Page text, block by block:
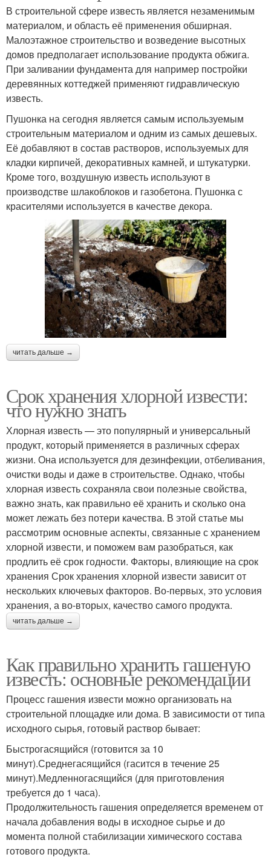
В строительной сфере известь является незаменимым
материалом, и область её применения обширная.
Малоэтажное строительство и возведение высотных
домов предполагает использование продукта обжига.
При заливании фундамента для например постройки
деревянных коттеджей применяют гидравлическую
известь.
Пушонка на сегодня является самым используемым
строительным материалом и одним из самых дешевых.
Её добавляют в состав растворов, используемых для
кладки кирпичей, декоративных камней, и штукатурки.
Кроме того, воздушную известь используют в
производстве шлакоблоков и газобетона. Пушонка с
красителями используется в качестве декора.
читать дальше →
Срок хранения хлорной извести:
что нужно знать
Хлорная известь — это популярный и универсальный
продукт, который применяется в различных сферах
жизни. Она используется для дезинфекции, отбеливания,
очистки воды и даже в строительстве. Однако, чтобы
хлорная известь сохраняла свои полезные свойства,
важно знать, как правильно её хранить и сколько она
может лежать без потери качества. В этой статье мы
рассмотрим основные аспекты, связанные с хранением
хлорной извести, и поможем вам разобраться, как
продлить её срок годности. Факторы, влияющие на срок
хранения Срок хранения хлорной извести зависит от
нескольких ключевых факторов. Во-первых, это условия
хранения, а во-вторых, качество самого продукта.
читать дальше →
Как правильно хранить гашеную
известь: основные рекомендации
Процесс гашения извести можно организовать на
строительной площадке или дома. В зависимости от типа
исходного сырья, готовый раствор бывает:
Быстрогасящийся (готовится за 10
минут).Среднегасящийся (гасится в течение 25
минут).Медленногасящийся (для приготовления
требуется до 1 часа).
Продолжительность гашения определяется временем от
начала добавления воды в исходное сырье и до
момента полной стабилизации химического состава
готового продукта.